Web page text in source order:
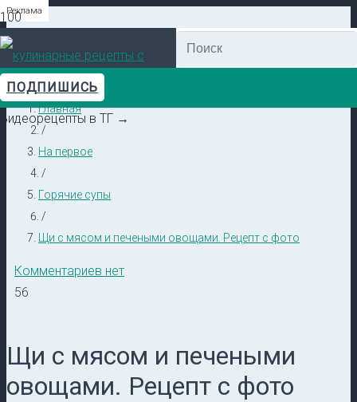
ПОДПИШИСЬ
Видеорецепты в ТГ →
Главная
/
На первое
/
Горячие супы
/
Щи с мясом и печеными овощами. Рецепт с фото
Комментариев нет
56
Щи с мясом и печеными
овощами. Рецепт с фото
Реклама
Реклама
Реклама
Реклама
Реклама
Реклама